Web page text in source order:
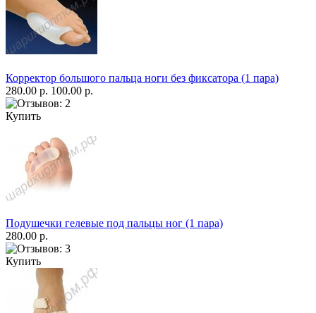
Корректор большого пальца ноги без фиксатора (1 пара)
280.00 р. 100.00 р.
Купить
Подушечки гелевые под пальцы ног (1 пара)
280.00 р.
Купить